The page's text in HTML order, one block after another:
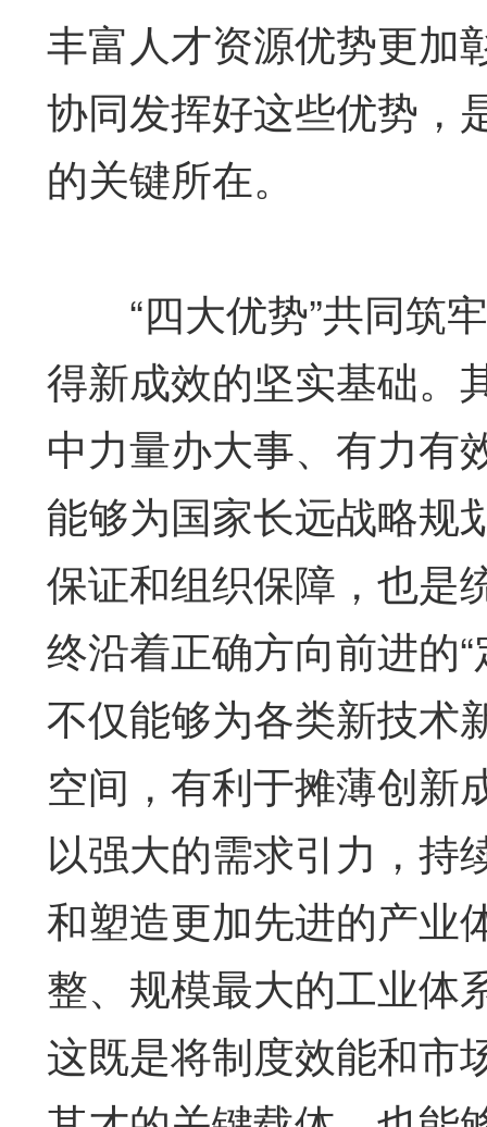
丰富人才资源优势更加
协同发挥好这些优势，
的关键所在。
“四大优势”共同筑牢
得新成效的坚实基础。
中力量办大事、有力有
能够为国家长远战略规
保证和组织保障，也是
终沿着正确方向前进的
不仅能够为各类新技术
空间，有利于摊薄创新
以强大的需求引力，持
和塑造更加先进的产业
整、规模最大的工业体
这既是将制度效能和市